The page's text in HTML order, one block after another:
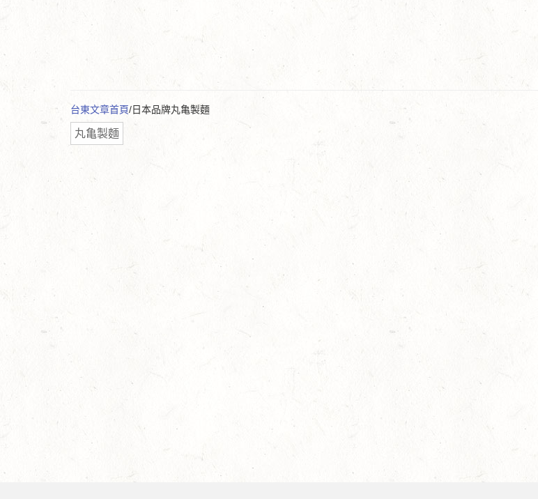
台東文章首頁/日本品牌丸亀製麵
丸亀製麵